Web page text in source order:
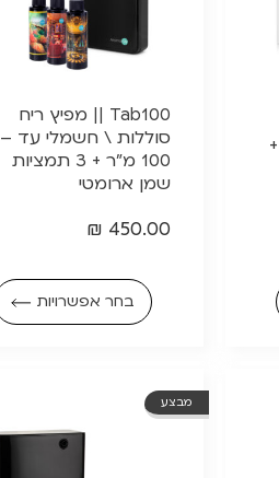
+
Tab100 || מפיץ ריח
סוללות \ חשמלי עד –
100 מ"ר + 3 תמציות
שמן ארומטי
450.00
₪
בחר אפשרויות
מבצע